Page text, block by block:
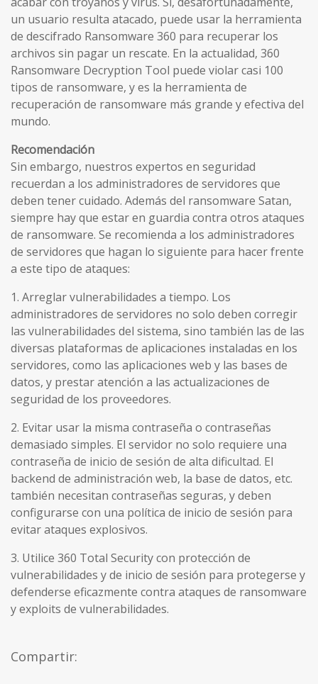
un usuario resulta atacado, puede usar la herramienta
de descifrado Ransomware 360 ​​para recuperar los
archivos sin pagar un rescate. En la actualidad, 360
Ransomware Decryption Tool puede violar casi 100
tipos de ransomware, y es la herramienta de
recuperación de ransomware más grande y efectiva del
mundo.
Recomendación
Sin embargo, nuestros expertos en seguridad
recuerdan a los administradores de servidores que
deben tener cuidado. Además del ransomware Satan,
siempre hay que estar en guardia contra otros ataques
de ransomware. Se recomienda a los administradores
de servidores que hagan lo siguiente para hacer frente
a este tipo de ataques:
1. Arreglar vulnerabilidades a tiempo. Los
administradores de servidores no solo deben corregir
las vulnerabilidades del sistema, sino también las de las
diversas plataformas de aplicaciones instaladas en los
servidores, como las aplicaciones web y las bases de
datos, y prestar atención a las actualizaciones de
seguridad de los proveedores.
2. Evitar usar la misma contraseña o contraseñas
demasiado simples. El servidor no solo requiere una
contraseña de inicio de sesión de alta dificultad. El
backend de administración web, la base de datos, etc.
también necesitan contraseñas seguras, y deben
configurarse con una política de inicio de sesión para
evitar ataques explosivos.
3. Utilice 360 ​​Total Security con protección de
vulnerabilidades y de inicio de sesión para protegerse y
defenderse eficazmente contra ataques de ransomware
y exploits de vulnerabilidades.
Compartir: